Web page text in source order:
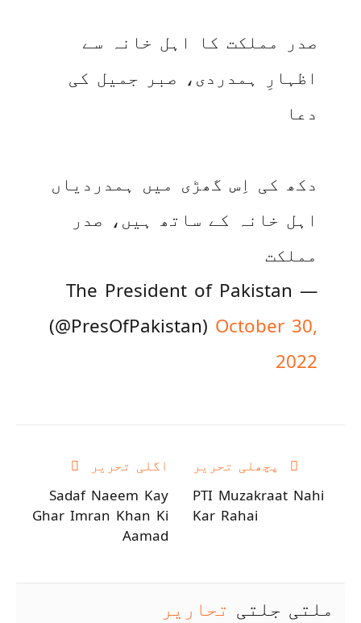
صدر مملکت کا اہل خانہ سے
اظہارِ ہمدردی، صبر جمیل کی
دعا
دکھ کی اِس گھڑی میں ہمدردیاں
اہل خانہ کے ساتھ ہیں، صدر
مملکت
— The President of Pakistan
(@PresOfPakistan) October 30,
2022
پچھلی تحریر
PTI Muzakraat Nahi
Kar Rahai
اگلی تحریر
Sadaf Naeem Kay
Ghar Imran Khan Ki
Aamad
ملتی جلتی تحاریر